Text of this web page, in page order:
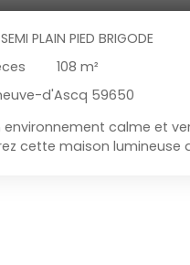
MAISON SEMI PLAIN PIED BRIGODE
108 m²
d'Ascq 59650
environnement calme et
cette maison lumineuse